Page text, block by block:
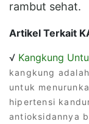
rambut sehat.
Artikel Terkait
√ Kangkung
kangkung
untuk
hipertensi
antioksidannya